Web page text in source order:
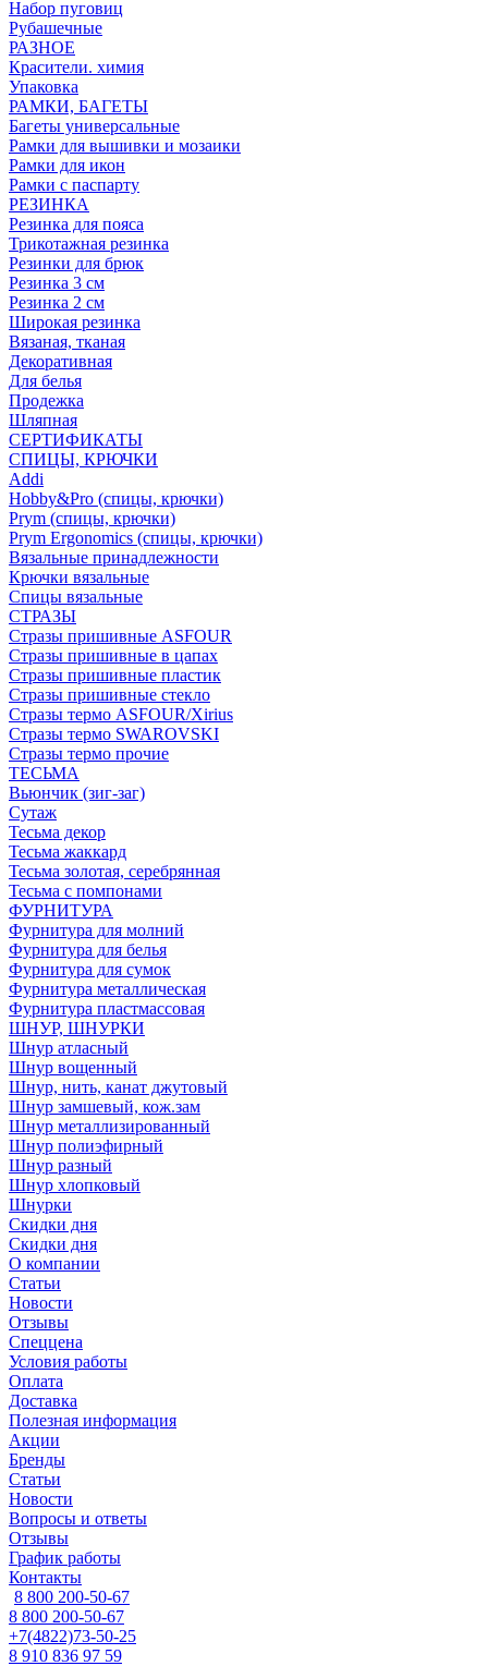
Набор пуговиц
Рубашечные
РАЗНОЕ
Красители. химия
Упаковка
РАМКИ, БАГЕТЫ
Багеты универсальные
Рамки для вышивки и мозаики
Рамки для икон
Рамки с паспарту
РЕЗИНКА
Резинка для пояса
Трикотажная резинка
Резинки для брюк
Резинка 3 см
Резинка 2 см
Широкая резинка
Вязаная, тканая
Декоративная
Для белья
Продежка
Шляпная
СЕРТИФИКАТЫ
СПИЦЫ, КРЮЧКИ
Addi
Hobby&Pro (спицы, крючки)
Prym (спицы, крючки)
Prym Ergonomics (спицы, крючки)
Вязальные принадлежности
Крючки вязальные
Спицы вязальные
СТРАЗЫ
Стразы пришивные ASFOUR
Стразы пришивные в цапах
Стразы пришивные пластик
Стразы пришивные стекло
Стразы термо ASFOUR/Xirius
Стразы термо SWAROVSKI
Стразы термо прочие
ТЕСЬМА
Вьюнчик (зиг-заг)
Сутаж
Тесьма декор
Тесьма жаккард
Тесьма золотая, серебрянная
Тесьма с помпонами
ФУРНИТУРА
Фурнитура для молний
Фурнитура для белья
Фурнитура для сумок
Фурнитура металлическая
Фурнитура пластмассовая
ШНУР, ШНУРКИ
Шнур атласный
Шнур вощенный
Шнур, нить, канат джутовый
Шнур замшевый, кож.зам
Шнур металлизированный
Шнур полиэфирный
Шнур разный
Шнур хлопковый
Шнурки
Скидки дня
Скидки дня
О компании
Статьи
Новости
Отзывы
Спеццена
Условия работы
Оплата
Доставка
Полезная информация
Акции
Бренды
Статьи
Новости
Вопросы и ответы
Отзывы
График работы
Контакты
8 800 200-50-67
8 800 200-50-67
+7(4822)73-50-25
8 910 836 97 59